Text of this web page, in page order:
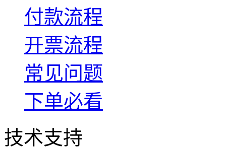
付款流程
开票流程
常见问题
下单必看
技术支持